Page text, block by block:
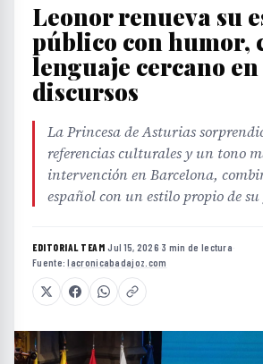
Leonor renueva su
público con humor,
lenguaje cercano en
discursos
La Princesa de Asturias
referencias culturales y un tono
intervención en Barcelona,
español con un estilo propio de
EDITORIAL TEAM·Jul 15, 2026·3 min de lectura·
Fuente:lacronicabadajoz.com